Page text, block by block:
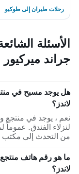
رحلات طيران إلى طوكيو
الأسئلة
جراند
هل يوجد مسبح في
لاندز؟
نعم ، يوجد في منتجع
لنزلاء الفندق. عموماً
من التحدث إلى مكتب
ما هو رقم هاتف
لاندز؟